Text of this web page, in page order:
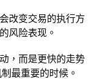
改变交易的执行方
风险表现。
，而是更快的走势
最重要的时候。